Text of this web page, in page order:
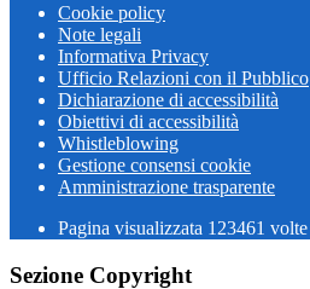
Cookie policy
Note legali
Informativa Privacy
Ufficio Relazioni con il Pubblico
Dichiarazione di accessibilità
Obiettivi di accessibilità
Whistleblowing
Gestione consensi cookie
Amministrazione trasparente
Pagina visualizzata 123461 volte
Sezione Copyright